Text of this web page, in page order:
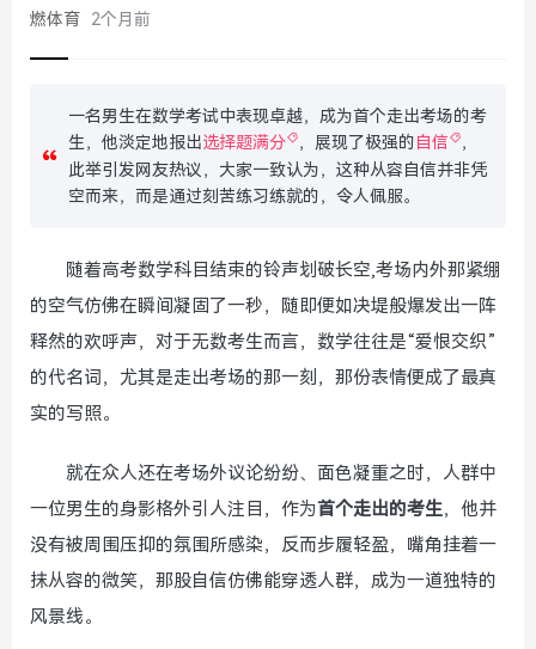
燃体育 2个月前
一名男生在数学考试中表现卓越，成为首个走出考场的考
生，他淡定地报出选择题满分 ，展现了极强的自信
，
此举引发网友热议，大家一致认为，这种从容自信并非凭
空而来，而是通过刻苦练习练就的，令人佩服。
随着高考数学科目结束的铃声划破长空,考场内外那紧绷
的空气仿佛在瞬间凝固了一秒，随即便如决堤般爆发出一阵
释然的欢呼声，对于无数考生而言，数学往往是“爱恨交织”
的代名词，尤其是走出考场的那一刻，那份表情便成了最真
实的写照。
就在众人还在考场外议论纷纷、面色凝重之时，人群中
一位男生的身影格外引人注目，作为首个走出的考生，他并
没有被周围压抑的氛围所感染，反而步履轻盈，嘴角挂着一
抹从容的微笑，那股自信仿佛能穿透人群，成为一道独特的
风景线。